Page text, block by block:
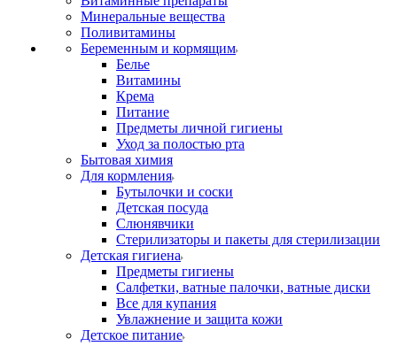
Минеральные вещества
Поливитамины
Беременным и кормящим
Белье
Витамины
Крема
Питание
Предметы личной гигиены
Уход за полостью рта
Бытовая химия
Для кормления
Бутылочки и соски
Детская посуда
Слюнявчики
Стерилизаторы и пакеты для стерилизации
Детская гигиена
Предметы гигиены
Салфетки, ватные палочки, ватные диски
Все для купания
Увлажнение и защита кожи
Детское питание